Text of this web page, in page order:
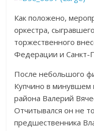
Как положено,
оркестра,
торжественного
Федерации и Санкт-
После небольшого
Купчино в минувшем
района Валерий
Отчитывался он не
предшественника